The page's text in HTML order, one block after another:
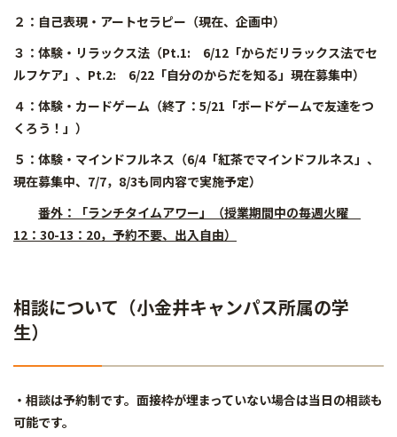
２：自己表現・アートセラピー（現在、企画中）
３：体験・リラックス法（Pt.1: 6/12「からだリラックス法でセ
ルフケア」、Pt.2: 6/22「自分のからだを知る」現在募集中）
４：体験・カードゲーム（終了：5/21「ボードゲームで友達をつ
くろう！」）
５：体験・マインドフルネス（6/4「紅茶でマインドフルネス」、
現在募集中、7/7，8/3も同内容で実施予定）
番外：「ランチタイムアワー」（授業期間中の毎週火曜
12：30-13：20，予約不要、出入自由）
相談について（小金井キャンパス所属の学
生）
・相談は予約制です。面接枠が埋まっていない場合は当日の相談も
可能です。